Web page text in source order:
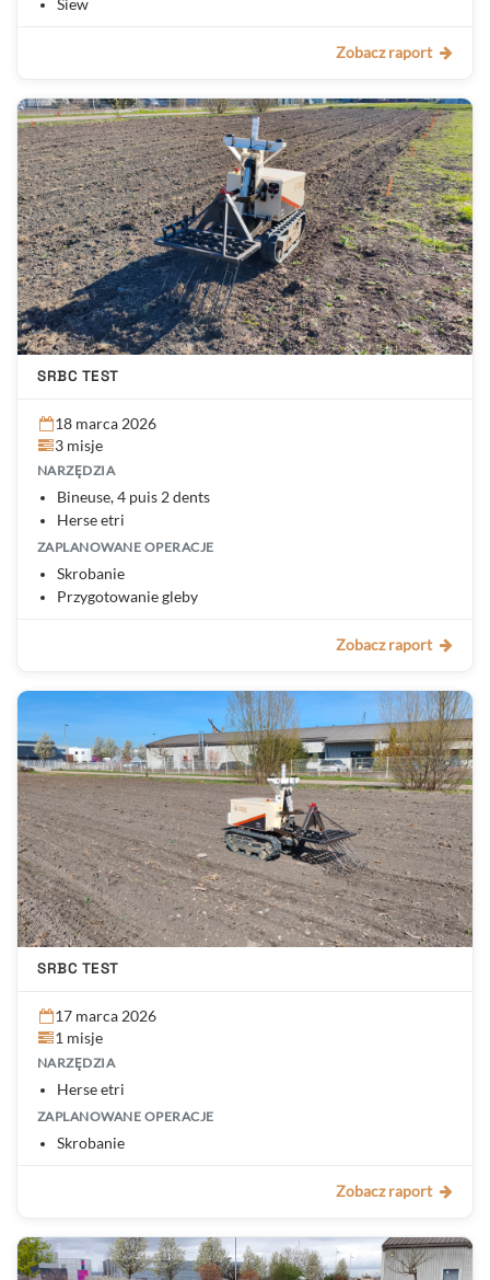
Siew
Zobacz raport
SRBC TEST
18 marca 2026
3 misje
NARZĘDZIA
Bineuse, 4 puis 2 dents
Herse etri
ZAPLANOWANE OPERACJE
Skrobanie
Przygotowanie gleby
Zobacz raport
SRBC TEST
17 marca 2026
1 misje
NARZĘDZIA
Herse etri
ZAPLANOWANE OPERACJE
Skrobanie
Zobacz raport